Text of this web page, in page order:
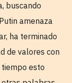
buscando
amenaza
ha terminado
de valores con
esto